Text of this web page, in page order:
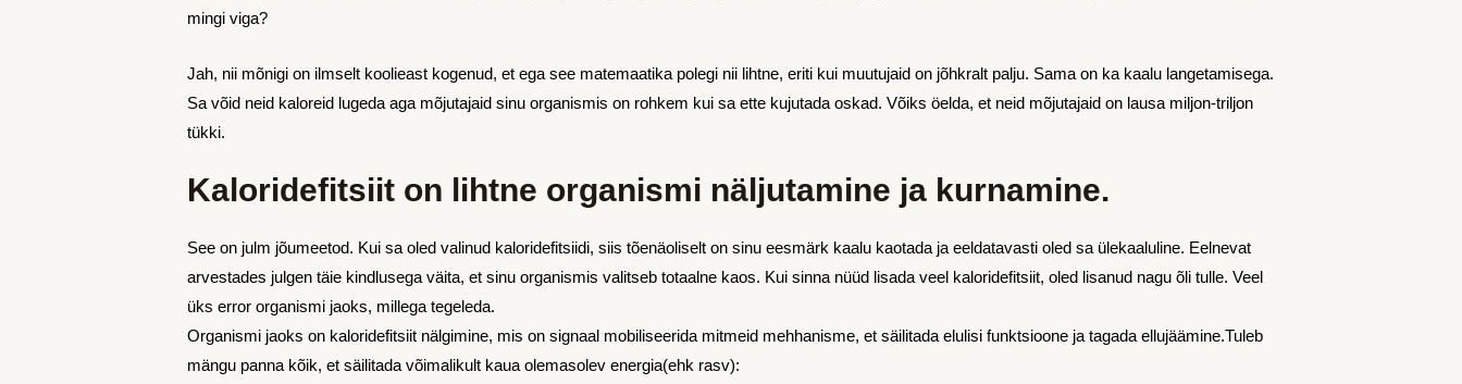
mingi viga?
Jah, nii mõnigi on ilmselt koolieast kogenud, et ega see matemaatika polegi nii lihtne, eriti kui muutujaid on jõhkralt palju. Sama on ka kaalu langetamisega.
Sa võid neid kaloreid lugeda aga mõjutajaid sinu organismis on rohkem kui sa ette kujutada oskad. Võiks öelda, et neid mõjutajaid on lausa miljon-triljon
tükki.
Kaloridefitsiit on lihtne organismi näljutamine ja kurnamine.
See on julm jõumeetod. Kui sa oled valinud kaloridefitsiidi, siis tõenäoliselt on sinu eesmärk kaalu kaotada ja eeldatavasti oled sa ülekaaluline. Eelnevat
arvestades julgen täie kindlusega väita, et sinu organismis valitseb totaalne kaos. Kui sinna nüüd lisada veel kaloridefitsiit, oled lisanud nagu õli tulle. Veel
üks error organismi jaoks, millega tegeleda.
Organismi jaoks on kaloridefitsiit nälgimine, mis on signaal mobiliseerida mitmeid mehhanisme, et säilitada elulisi funktsioone ja tagada ellujäämine.Tuleb
mängu panna kõik, et säilitada võimalikult kaua olemasolev energia(ehk rasv):